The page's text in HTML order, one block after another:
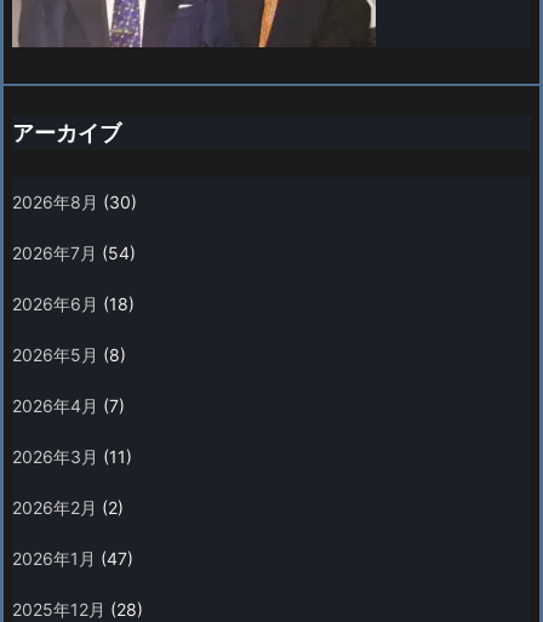
アーカイブ
2026年8月 (30)
2026年7月 (54)
2026年6月 (18)
2026年5月 (8)
2026年4月 (7)
2026年3月 (11)
2026年2月 (2)
2026年1月 (47)
2025年12月 (28)